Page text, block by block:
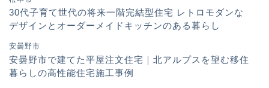
30代子育て世代の将来一階完結型住宅 レトロモダンな
デザインとオーダーメイドキッチンのある暮らし
安曇野市
安曇野市で建てた平屋注文住宅｜北アルプスを望む移住
暮らしの高性能住宅施工事例